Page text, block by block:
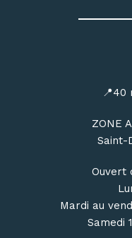
randonnée et de
📍40
ZONE
Saint-
Ouvert
Mardi au
Samedi